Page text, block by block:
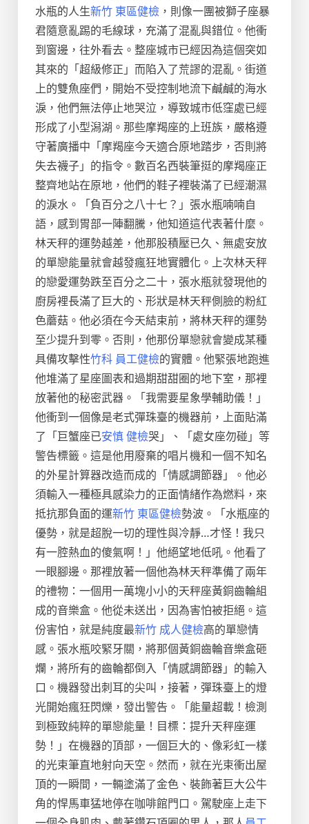
水瓶的人生新竹 東區健檢 ，則像一團被獅子座暴
君隨意亂踢的毛線球，充滿了混亂與錯位。他衝
到窗邊，往外看去。整座城市已經因為這個突如
其來的「超級修正」而陷入了荒謬的混亂。街道
上的雙魚座們，開始不受控制地流下鹹鹹的海水
淚，他們無法停止地哭泣，導致城市低窪處已經
形成了小型潟湖。那些摩羯座的上班族，嚴格遵
守著廣播中「摩羯座今天適合原地踏步，否則將
失去襪子」的指令。數百名西裝筆挺的摩羯座正
整齊地站在原地，他們的鞋子裡裝滿了已經潮濕
的淚水。「負百分之八十七？」張水瓶喃喃自
語，感到胃部一陣翻騰，他知道這代表著什麼。
林天秤的運勢越差，他那股積壓已久、無處安放
的單戀能量就會越發瘋狂地實體化。上次林天秤
的戀愛運勢跌至百分之二十，張水瓶就發現他的
廚房裡長滿了巨大的、形狀是林天秤側臉的粉紅
色蘑菇。他必須在今天結束前，將林天秤的運勢
至少提升到零。否則，他那份單戀就會變成某種
具備攻擊性竹科 員工健檢的實體。他緊張地跑進
他堆滿了星座圖表和過期甜甜圈的地下室，那裡
放著他的秘密武器。「我需要星象學輔助儀！」
他衝到一個像是老式彈珠臺的機器前，上面貼滿
了「巨蟹座已安慎 健檢哭」、「處女座勿碰」等
警告標籤。這是他用廢棄的唱片機和一個不知名
的外星計算器改造而成的「情感調節器」。他必
須輸入一種極具感染力的正面情緒作為燃料，來
抵抗那負面的運新竹 東區健檢勢波。「水瓶座的
優勢，就是超脫一切的理性與冷靜…才怪！我只
有一腔熱血的傻氣啊！」他絕望地低吼。他看了
一眼腳邊。那裡放著一個他為林天秤準備了兩年
的禮物：一個用一萬塊小小的天秤座黃銅齒輪組
成的音樂盒。他從未送出，因為害怕被拒絕。這
份害怕，就是純度最新竹 成人健檢高的單戀情
感。張水瓶咬緊牙關，將那個黃銅齒輪音樂盒砸
爛，將所有的齒輪都倒入「情感調節器」的輸入
口。機器發出刺耳的尖叫，接著，彈珠臺上的燈
光開始瘋狂閃爍，發出警告。「能量超載！檢測
到極致純粹的單戀能量！目標：提升天秤座運
勢！」在機器的頂部，一個巨大的、像彩虹一樣
的光束筆直地射向天空。然而，就在光束衝出屋
頂的一瞬間，一輛塗滿了金色、裝飾著巨大公牛
角的悍馬車猛地停在咖啡館門口。駕駛座上走下